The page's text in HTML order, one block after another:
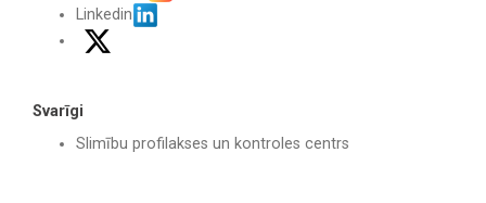
Linkedin
Svarīgi
Slimību profilakses un kontroles centrs